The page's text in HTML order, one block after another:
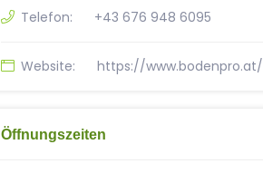
Telefon: +43 676 948 6095
Website: https://www.bodenpro.at/
Öffnungszeiten